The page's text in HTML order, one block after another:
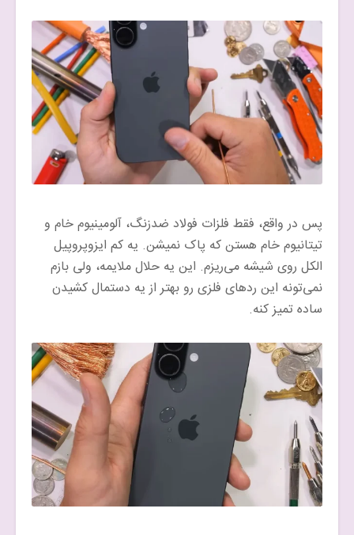
پس در واقع، فقط فلزات فولاد ضدزنگ، آلومینیوم خام و
تیتانیوم خام هستن که پاک نمیشن. یه کم ایزوپروپیل
الکل روی شیشه می‌ریزم. این یه حلال ملایمه، ولی بازم
نمی‌تونه این رد‌های فلزی رو بهتر از یه دستمال کشیدن
ساده تمیز کنه.